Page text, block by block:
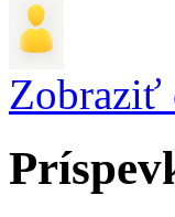
Zobraziť